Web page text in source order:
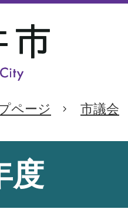
ページ 市議会
度